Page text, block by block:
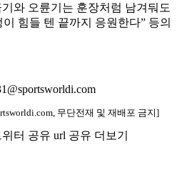
와 오륜기는 훈장처럼 남겨둬도
힘들 텐 끝까지 응원한다” 등의
무단전재 및 재배포 금지]
위터 공유 url 공유 더보기